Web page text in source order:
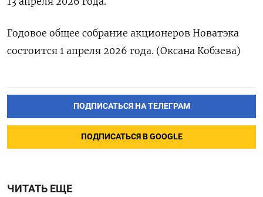
Годовое общее собрание ‌акционеров Новатэка
состоится ​1 апреля 2026 ‌года. (Оксана Кобзева)
ПОДПИСАТЬСЯ НА ТЕЛЕГРАМ
ПОДПИСАТЬСЯ В GOOGLE
ЧИТАТЬ ЕЩЕ